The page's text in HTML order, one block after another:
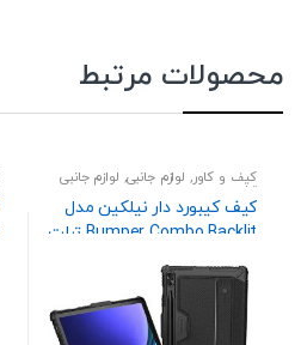
محصولات مرتبط
کیف و کاور, لوازم جانبی, لوازم جانبی
تبلت
کیف کیبورد دار نیلکین مدل
Bumper Combo Backlit تبلت
Plus